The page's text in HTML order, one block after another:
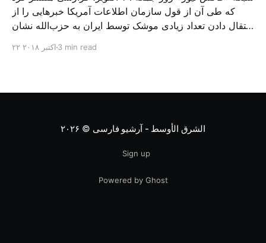
که طی آن از قول سازمان اطلاعات آمریکا خبرهایی را از
انتقال دادن تعداد زیادی موشک توسط ایران به حزب‌الله نشان
موشکی خود به حزب‌الله را افزایش داده و کیفیت موشک‌ها را
۲۲ اکتبر ۲۰۱۸ 3 min read
الشرق الأوسط - آرشیو فارسی © ۲۰۲۶
Sign up
Powered by Ghost